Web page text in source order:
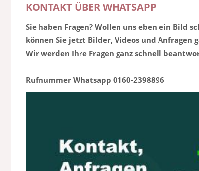
KONTAKT ÜBER WHATSAPP
Sie haben Fragen? Wollen uns eben ein Bild
können Sie jetzt Bilder, Videos und Anfragen
Wir werden Ihre Fragen ganz schnell
Rufnummer Whatsapp 0160-2398896